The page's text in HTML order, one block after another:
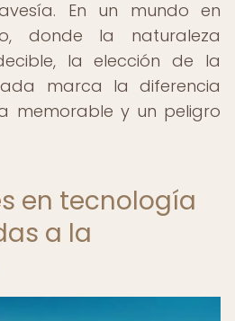
En un mundo en
donde la naturaleza
la elección de la
marca la diferencia
memorable y un peligro
en tecnología
a la